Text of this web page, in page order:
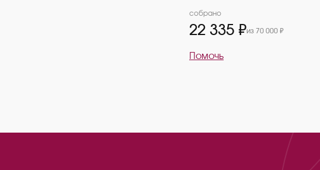
собрано
22 335 ₽из 70 000 ₽
Помочь